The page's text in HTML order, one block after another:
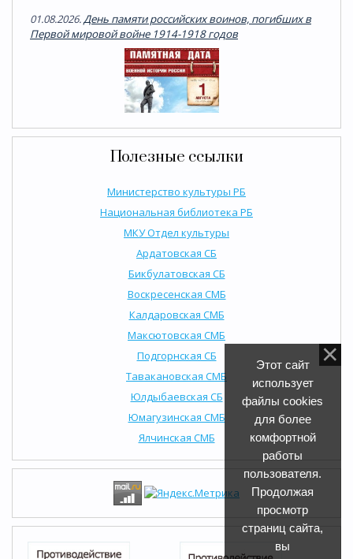
01.08.2026.День памяти российских воинов, погибших в
Первой мировой войне 1914-1918 годов
Полезные ссылки
Министерство культуры РБ
Национальная библиотека РБ
МКУ Отдел культуры
Ардатовская СБ
Бикбулатовская СБ
Воскресенская СМБ
Калдаровская СМБ
Максютовская СМБ
Подгорнская СБ
Тавакановская СМБ
Юлдыбаевская СБ
Юмагузинская СМБ
Ялчинская СМБ
Этот сайт
использует
файлы cookies
для более
комфортной
работы
пользователя.
Продолжая
просмотр
страниц сайта,
вы